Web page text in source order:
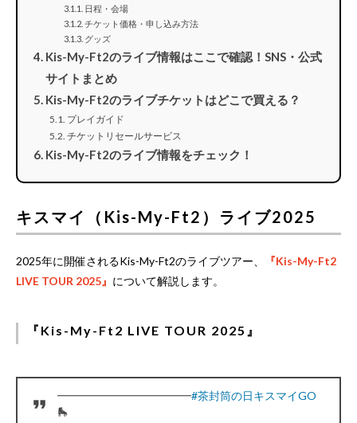
日程・会場
チケット価格・申し込み方法
グッズ
Kis-My-Ft2のライブ情報はここで確認！SNS・公式
サイトまとめ
Kis-My-Ft2のライブチケットはどこで買える？
プレイガイド
チケットリセールサービス
Kis-My-Ft2のライブ情報をチェック！
キスマイ（Kis-My-Ft2）ライブ2025
2025年に開催されるKis-My-Ft2のライブツアー、
『Kis-My-Ft2
LIVE TOUR 2025』 について解説します。
『Kis-My-Ft2 LIVE TOUR 2025』
━━━━━━━━━━━━#茶封筒の日キスマイGO
🛼